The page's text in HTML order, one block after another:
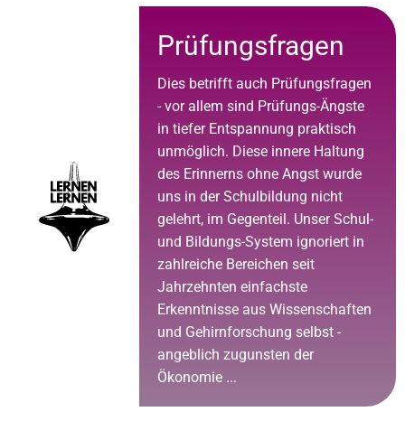
Prüfungsfragen
Dies betrifft auch Prüfungsfragen
- vor allem sind Prüfungs-Ängste
in tiefer Entspannung praktisch
unmöglich. Diese innere Haltung
des Erinnerns ohne Angst wurde
uns in der Schulbildung nicht
gelehrt, im Gegenteil. Unser Schul-
und Bildungs-System ignoriert in
zahlreiche Bereichen seit
Jahrzehnten einfachste
Erkenntnisse aus Wissenschaften
und Gehirnforschung selbst -
angeblich zugunsten der
Ökonomie ...